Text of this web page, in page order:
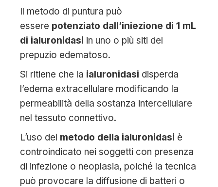
Il metodo di puntura può
essere potenziato dall’iniezione di 1 mL
di ialuronidasi in uno o più siti del
prepuzio edematoso.
Si ritiene che la ialuronidasi disperda
l’edema extracellulare modificando la
permeabilità della sostanza intercellulare
nel tessuto connettivo.
L’uso del metodo della ialuronidasi è
controindicato nei soggetti con presenza
di infezione o neoplasia, poiché la tecnica
può provocare la diffusione di batteri o